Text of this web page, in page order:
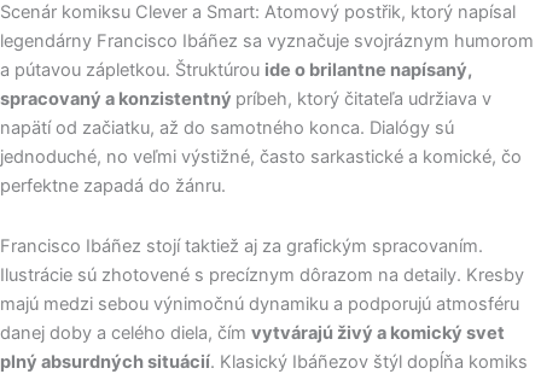
Scenár komiksu Clever a Smart: Atomový postřik, ktorý napísal
legendárny Francisco Ibáñez sa vyznačuje svojráznym humorom
a pútavou zápletkou. Štruktúrou ide o brilantne napísaný,
spracovaný a konzistentný príbeh, ktorý čitateľa udržiava v
napätí od začiatku, až do samotného konca. Dialógy sú
jednoduché, no veľmi výstižné, často sarkastické a komické, čo
perfektne zapadá do žánru.
Francisco Ibáñez stojí taktiež aj za grafickým spracovaním.
Ilustrácie sú zhotovené s precíznym dôrazom na detaily. Kresby
majú medzi sebou výnimočnú dynamiku a podporujú atmosféru
danej doby a celého diela, čím vytvárajú živý a komický svet
plný absurdných situácií. Klasický Ibáñezov štýl dopĺňa komiks